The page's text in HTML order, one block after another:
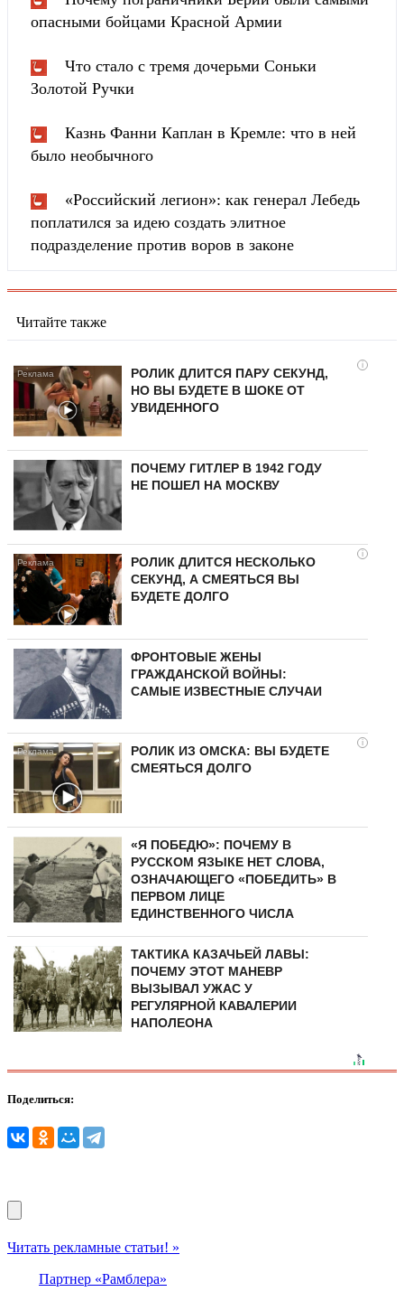
опасными бойцами Красной Армии
Что стало с тремя дочерьми Соньки
Золотой Ручки
Казнь Фанни Каплан в Кремле: что в ней
было необычного
«Российский легион»: как генерал Лебедь
поплатился за идею создать элитное
подразделение против воров в законе
Читайте также
i
РОЛИК ДЛИТСЯ ПАРУ СЕКУНД,
НО ВЫ БУДЕТЕ В ШОКЕ ОТ
УВИДЕННОГО
ПОЧЕМУ ГИТЛЕР В 1942 ГОДУ
НЕ ПОШЕЛ НА МОСКВУ
i
РОЛИК ДЛИТСЯ НЕСКОЛЬКО
СЕКУНД, А СМЕЯТЬСЯ ВЫ
БУДЕТЕ ДОЛГО
ФРОНТОВЫЕ ЖЕНЫ
ГРАЖДАНСКОЙ ВОЙНЫ:
САМЫЕ ИЗВЕСТНЫЕ СЛУЧАИ
i
РОЛИК ИЗ ОМСКА: ВЫ БУДЕТЕ
СМЕЯТЬСЯ ДОЛГО
«Я ПОБЕДЮ»: ПОЧЕМУ В
РУССКОМ ЯЗЫКЕ НЕТ СЛОВА,
ОЗНАЧАЮЩЕГО «ПОБЕДИТЬ» В
ПЕРВОМ ЛИЦЕ
ЕДИНСТВЕННОГО ЧИСЛА
ТАКТИКА КАЗАЧЬЕЙ ЛАВЫ:
ПОЧЕМУ ЭТОТ МАНЕВР
ВЫЗЫВАЛ УЖАС У
РЕГУЛЯРНОЙ КАВАЛЕРИИ
НАПОЛЕОНА
Поделиться:
Читать рекламные статьи! »
Партнер «Рамблера»